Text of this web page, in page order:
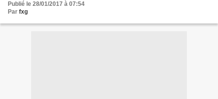
Publié le 28/01/2017 à 07:54
Par fxg